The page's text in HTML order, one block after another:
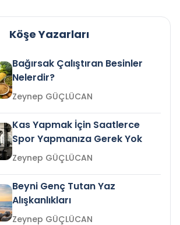
Köşe Yazarları
Bağırsak Çalıştıran Besinler
Nelerdir?
Zeynep GÜÇLÜCAN
Kas Yapmak İçin Saatlerce
Spor Yapmanıza Gerek Yok
Zeynep GÜÇLÜCAN
Beyni Genç Tutan Yaz
Alışkanlıkları
Zeynep GÜÇLÜCAN